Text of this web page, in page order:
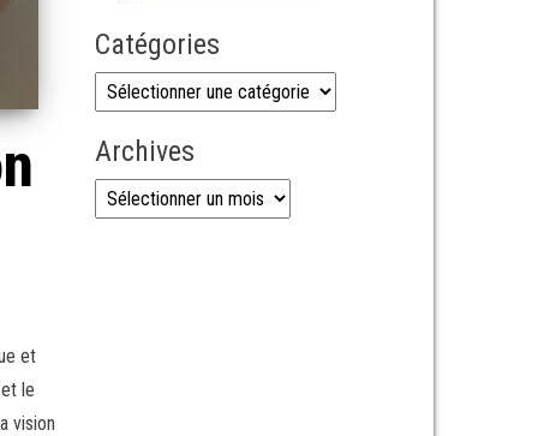
et
le
vision
Catégories
Archives